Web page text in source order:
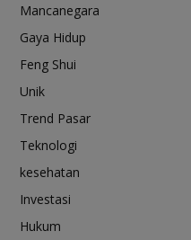
Mancanegara
Gaya Hidup
Feng Shui
Unik
Trend Pasar
Teknologi
kesehatan
Investasi
Hukum